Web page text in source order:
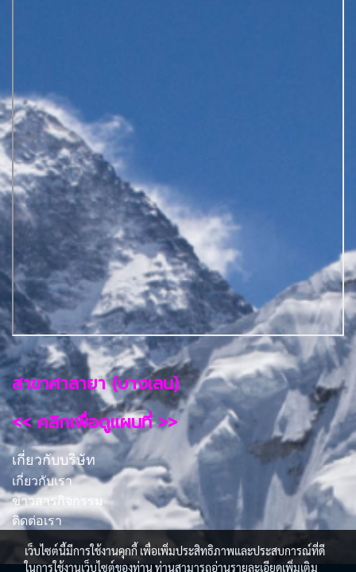
สาขาศาลายา (บางเลน)
<< คลิกเพื่อดูแผนที่ >>
เกี่ยวกับบริษัท
เกี่ยวกับเรา
ข่าวสารกิจกรรม
ติดต่อเรา
เว็บไซต์นี้มีการใช้งานคุกกี้ เพื่อเพิ่มประสิทธิภาพและประสบการณ์ที่ดี
ในการใช้งานเว็บไซต์ของท่าน ท่านสามารถอ่านรายละเอียดเพิ่มเติม